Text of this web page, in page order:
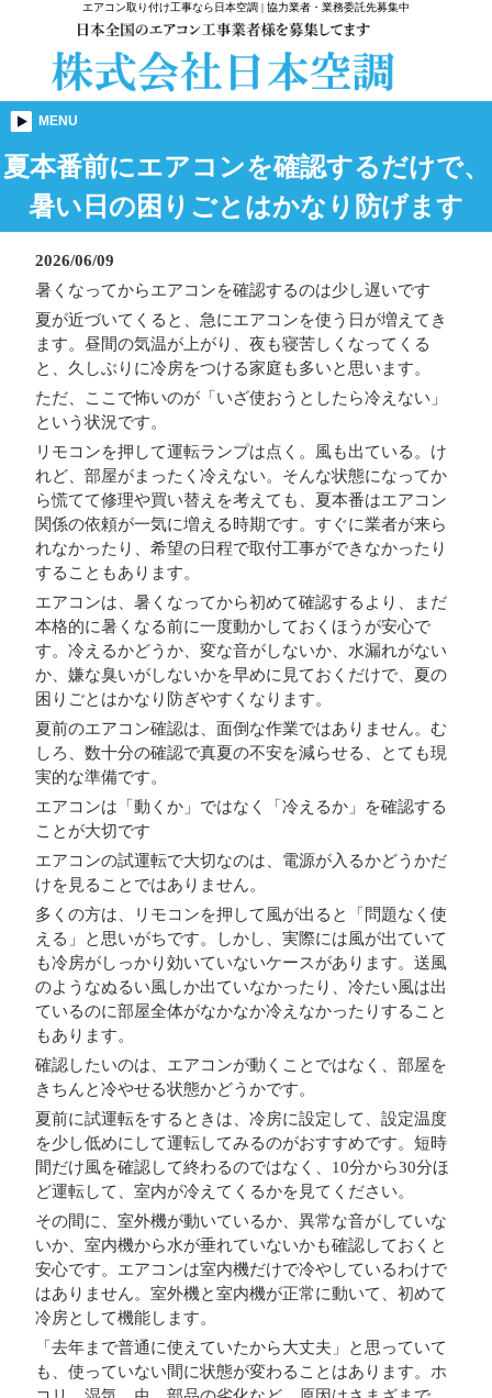
エアコン取り付け工事なら日本空調 | 協力業者・業務委託先募集中
MENU
夏本番前にエアコンを確認するだけで、
暑い日の困りごとはかなり防げます
2026/06/09
暑くなってからエアコンを確認するのは少し遅いです
夏が近づいてくると、急にエアコンを使う日が増えてき
ます。昼間の気温が上がり、夜も寝苦しくなってくる
と、久しぶりに冷房をつける家庭も多いと思います。
ただ、ここで怖いのが「いざ使おうとしたら冷えない」
という状況です。
リモコンを押して運転ランプは点く。風も出ている。け
れど、部屋がまったく冷えない。そんな状態になってか
ら慌てて修理や買い替えを考えても、夏本番はエアコン
関係の依頼が一気に増える時期です。すぐに業者が来ら
れなかったり、希望の日程で取付工事ができなかったり
することもあります。
エアコンは、暑くなってから初めて確認するより、まだ
本格的に暑くなる前に一度動かしておくほうが安心で
す。冷えるかどうか、変な音がしないか、水漏れがない
か、嫌な臭いがしないかを早めに見ておくだけで、夏の
困りごとはかなり防ぎやすくなります。
夏前のエアコン確認は、面倒な作業ではありません。む
しろ、数十分の確認で真夏の不安を減らせる、とても現
実的な準備です。
エアコンは「動くか」ではなく「冷えるか」を確認する
ことが大切です
エアコンの試運転で大切なのは、電源が入るかどうかだ
けを見ることではありません。
多くの方は、リモコンを押して風が出ると「問題なく使
える」と思いがちです。しかし、実際には風が出ていて
も冷房がしっかり効いていないケースがあります。送風
のようなぬるい風しか出ていなかったり、冷たい風は出
ているのに部屋全体がなかなか冷えなかったりすること
もあります。
確認したいのは、エアコンが動くことではなく、部屋を
きちんと冷やせる状態かどうかです。
夏前に試運転をするときは、冷房に設定して、設定温度
を少し低めにして運転してみるのがおすすめです。短時
間だけ風を確認して終わるのではなく、10分から30分ほ
ど運転して、室内が冷えてくるかを見てください。
その間に、室外機が動いているか、異常な音がしていな
いか、室内機から水が垂れていないかも確認しておくと
安心です。エアコンは室内機だけで冷やしているわけで
はありません。室外機と室内機が正常に動いて、初めて
冷房として機能します。
「去年まで普通に使えていたから大丈夫」と思っていて
も、使っていない間に状態が変わることはあります。ホ